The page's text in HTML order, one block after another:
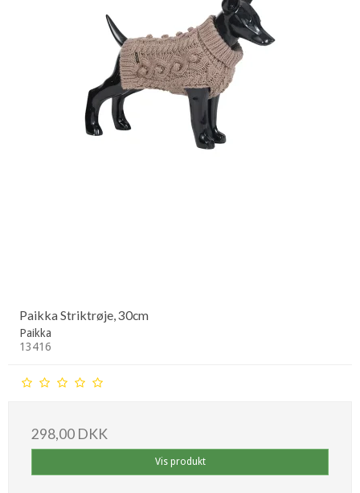
Paikka Striktrøje, 30cm
Paikka
13416
298,00 DKK
Vis produkt